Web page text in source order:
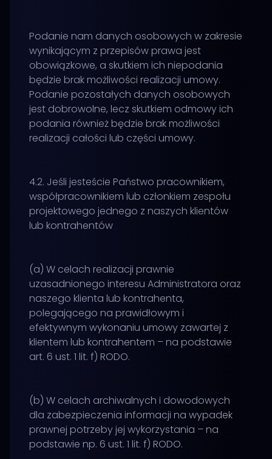
Podanie nam danych osobowych w zakresie
wynikającym z przepisów prawa jest
obowiązkowe, a skutkiem ich niepodania
będzie brak możliwości realizacji umowy.
Podanie pozostałych danych osobowych
jest dobrowolne, lecz skutkiem odmowy ich
podania również będzie brak możliwości
realizacji całości lub części umowy.
4.2. Jeśli jesteście Państwo pracownikiem,
współpracownikiem lub członkiem zespołu
projektowego jednego z naszych klientów
lub kontrahentów
(a) W celach realizacji prawnie
uzasadnionego interesu Administratora oraz
naszego klienta lub kontrahenta,
polegającego na prawidłowym i
efektywnym wykonaniu umowy zawartej z
klientem lub kontrahentem – na podstawie
art. 6 ust. 1 lit. f) RODO.
(b) W celach archiwalnych i dowodowych
dla zabezpieczenia informacji na wypadek
prawnej potrzeby jej wykorzystania – na
podstawie np. 6 ust. 1 lit. f) RODO.